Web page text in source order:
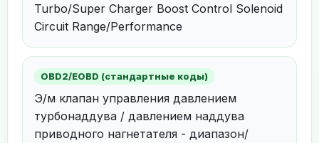
Turbo/Super Charger Boost Control Solenoid
Circuit Range/Performance
OBD2/EOBD (стандартные коды)
Э/м клапан управления давлением
турбонаддува / давлением наддува
приводного нагнетателя - диапазон/